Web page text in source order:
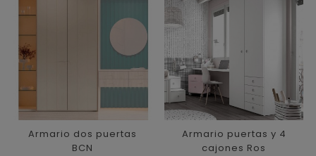
Armario dos puertas
BCN
Armario puertas y 4
cajones Ros